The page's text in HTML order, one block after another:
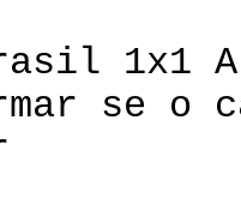
1x1
se o